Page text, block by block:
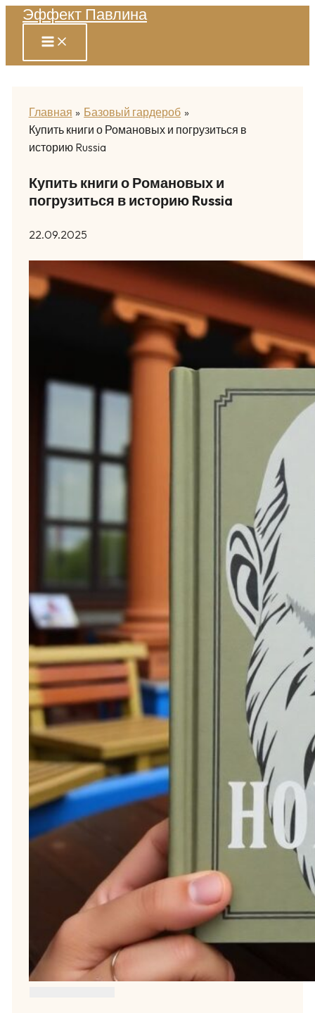
Перейти
содержимому
Эффект Павлина
Главная
Базовый гардероб
Купить книги о Романовых и погрузиться в
историю Russia
Купить книги о Романовых и
погрузиться в историю Russia
22.09.2025